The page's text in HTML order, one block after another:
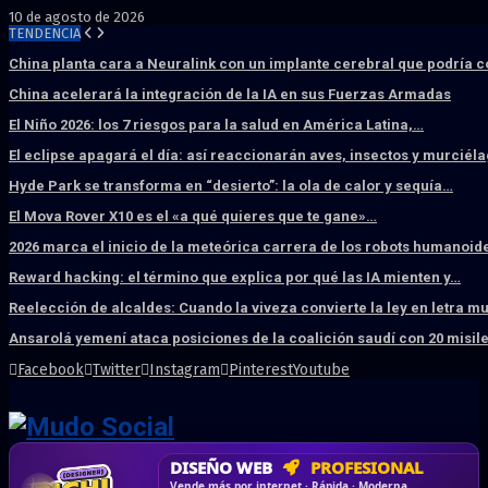
10 de agosto de 2026
TENDENCIA
China planta cara a Neuralink con un implante cerebral que podría
China acelerará la integración de la IA en sus Fuerzas Armadas
El Niño 2026: los 7 riesgos para la salud en América Latina,…
El eclipse apagará el día: así reaccionarán aves, insectos y
Hyde Park se transforma en “desierto”: la ola de calor y sequía…
El Mova Rover X10 es el «a qué quieres que te gane»…
2026 marca el inicio de la meteórica carrera de los robots
Reward hacking: el término que explica por qué las IA mienten y…
Reelección de alcaldes: Cuando la viveza convierte la ley en letra
Ansarolá yemení ataca posiciones de la coalición saudí con 20
Facebook Twitter Instagram PinterestYoutube
HOSTING SSD SÚPER RÁPIDO
DISEÑO WEB PROFESIONAL
CRM & DASHBOARD A MEDIDA
CORREO CORPORATIVO